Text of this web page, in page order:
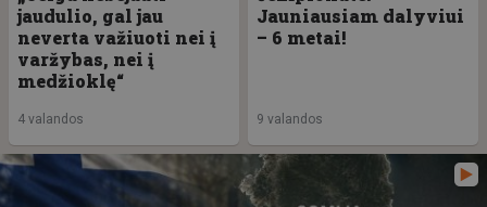
jaudulio, gal jau
neverta važiuoti nei į
varžybas, nei į
medžioklę“
4 valandos
Jauniausiam dalyviui
– 6 metai!
9 valandos